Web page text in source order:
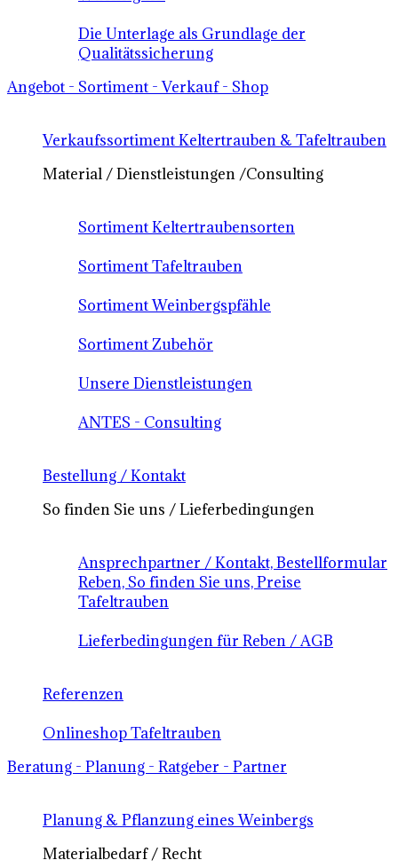
Die Unterlage als Grundlage der
Qualitätssicherung
Angebot - Sortiment - Verkauf - Shop
Verkaufssortiment Keltertrauben & Tafeltrauben
Material / Dienstleistungen /Consulting
Sortiment Keltertraubensorten
Sortiment Tafeltrauben
Sortiment Weinbergspfähle
Sortiment Zubehör
Unsere Dienstleistungen
ANTES - Consulting
Bestellung / Kontakt
So finden Sie uns / Lieferbedingungen
Ansprechpartner / Kontakt, Bestellformular
Reben, So finden Sie uns, Preise
Tafeltrauben
Lieferbedingungen für Reben / AGB
Referenzen
Onlineshop Tafeltrauben
Beratung - Planung - Ratgeber - Partner
Planung & Pflanzung eines Weinbergs
Materialbedarf / Recht